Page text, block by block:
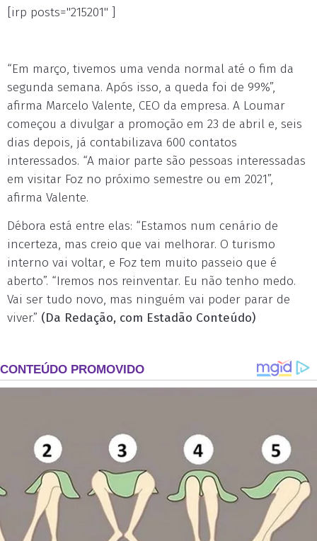
[irp posts="215201" ]
“Em março, tivemos uma venda normal até o fim da
segunda semana. Após isso, a queda foi de 99%”,
afirma Marcelo Valente, CEO da empresa. A Loumar
começou a divulgar a promoção em 23 de abril e, seis
dias depois, já contabilizava 600 contatos
interessados. “A maior parte são pessoas interessadas
em visitar Foz no próximo semestre ou em 2021”,
afirma Valente.
Débora está entre elas: “Estamos num cenário de
incerteza, mas creio que vai melhorar. O turismo
interno vai voltar, e Foz tem muito passeio que é
aberto”. “Iremos nos reinventar. Eu não tenho medo.
Vai ser tudo novo, mas ninguém vai poder parar de
viver.” (Da Redação, com Estadão Conteúdo)